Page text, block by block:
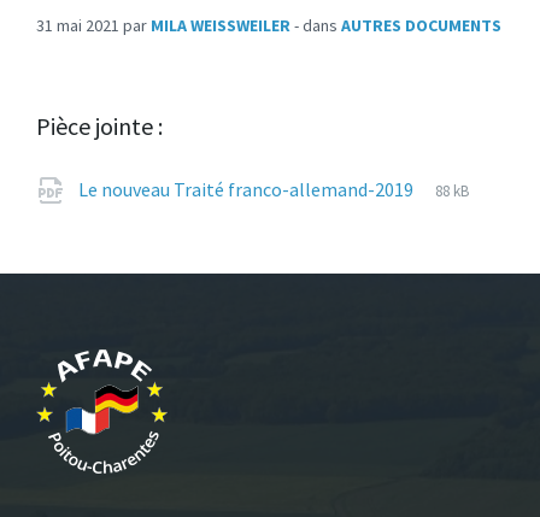
31 mai 2021 par MILA WEISSWEILER- dans AUTRES DOCUMENTS
Pièce jointe :
Le nouveau Traité franco-allemand-2019
File
pdf
File
88 kB